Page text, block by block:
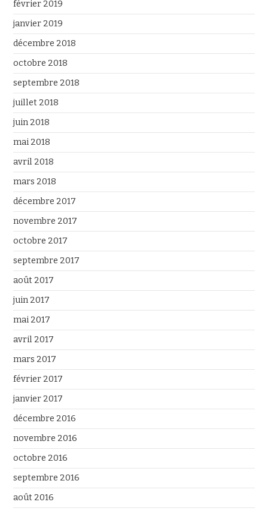
février 2019
janvier 2019
décembre 2018
octobre 2018
septembre 2018
juillet 2018
juin 2018
mai 2018
avril 2018
mars 2018
décembre 2017
novembre 2017
octobre 2017
septembre 2017
août 2017
juin 2017
mai 2017
avril 2017
mars 2017
février 2017
janvier 2017
décembre 2016
novembre 2016
octobre 2016
septembre 2016
août 2016